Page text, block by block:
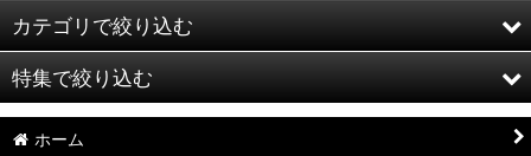
カテゴリで絞り込む
RowErgs(ローエルゴ）
SkiErgs(スキーエルゴ）
特集で絞り込む
スキーのためのトレーニングマシン
ホーム